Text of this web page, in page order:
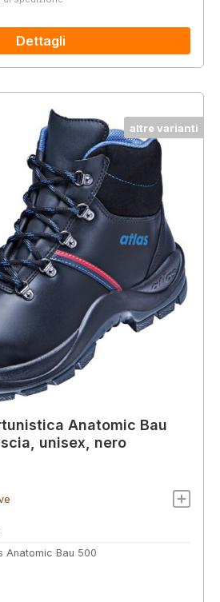
Dettagli
altre varianti
Anatomic Bau
unisex, nero
Anatomic Bau 500